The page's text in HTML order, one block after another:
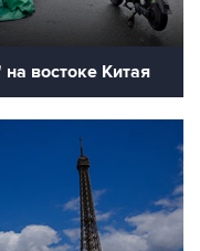
востоке Китая